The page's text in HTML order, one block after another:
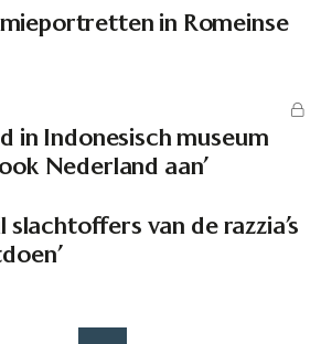
in Romeinse
in Indonesisch museum
Nederland aan’
slachtoffers van de razzia’s